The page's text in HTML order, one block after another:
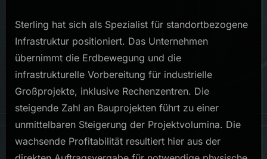
Sterling hat sich als Spezialist für standortbezogene
Infrastruktur positioniert. Das Unternehmen
übernimmt die Erdbewegung und die
infrastrukturelle Vorbereitung für industrielle
Großprojekte, inklusive Rechenzentren. Die
steigende Zahl an Bauprojekten führt zu einer
unmittelbaren Steigerung der Projektvolumina. Die
wachsende Profitabilität resultiert hier aus der